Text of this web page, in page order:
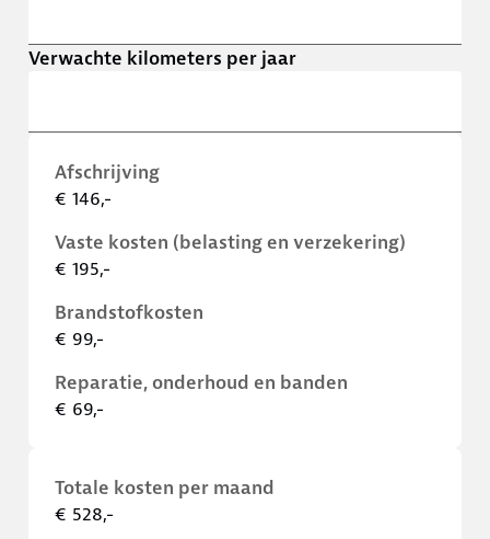
Verwachte kilometers per jaar
Afschrijving
€ 146,-
Vaste kosten (belasting en verzekering)
€ 195,-
Brandstofkosten
€ 99,-
Reparatie, onderhoud en banden
€ 69,-
Totale kosten per maand
€ 528,-